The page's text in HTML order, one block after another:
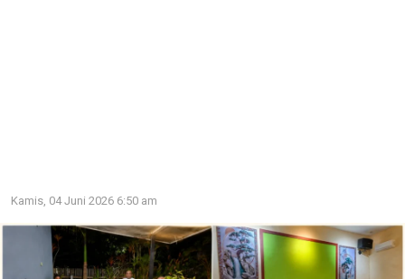
Kamis, 04 Juni 2026 6:50 am